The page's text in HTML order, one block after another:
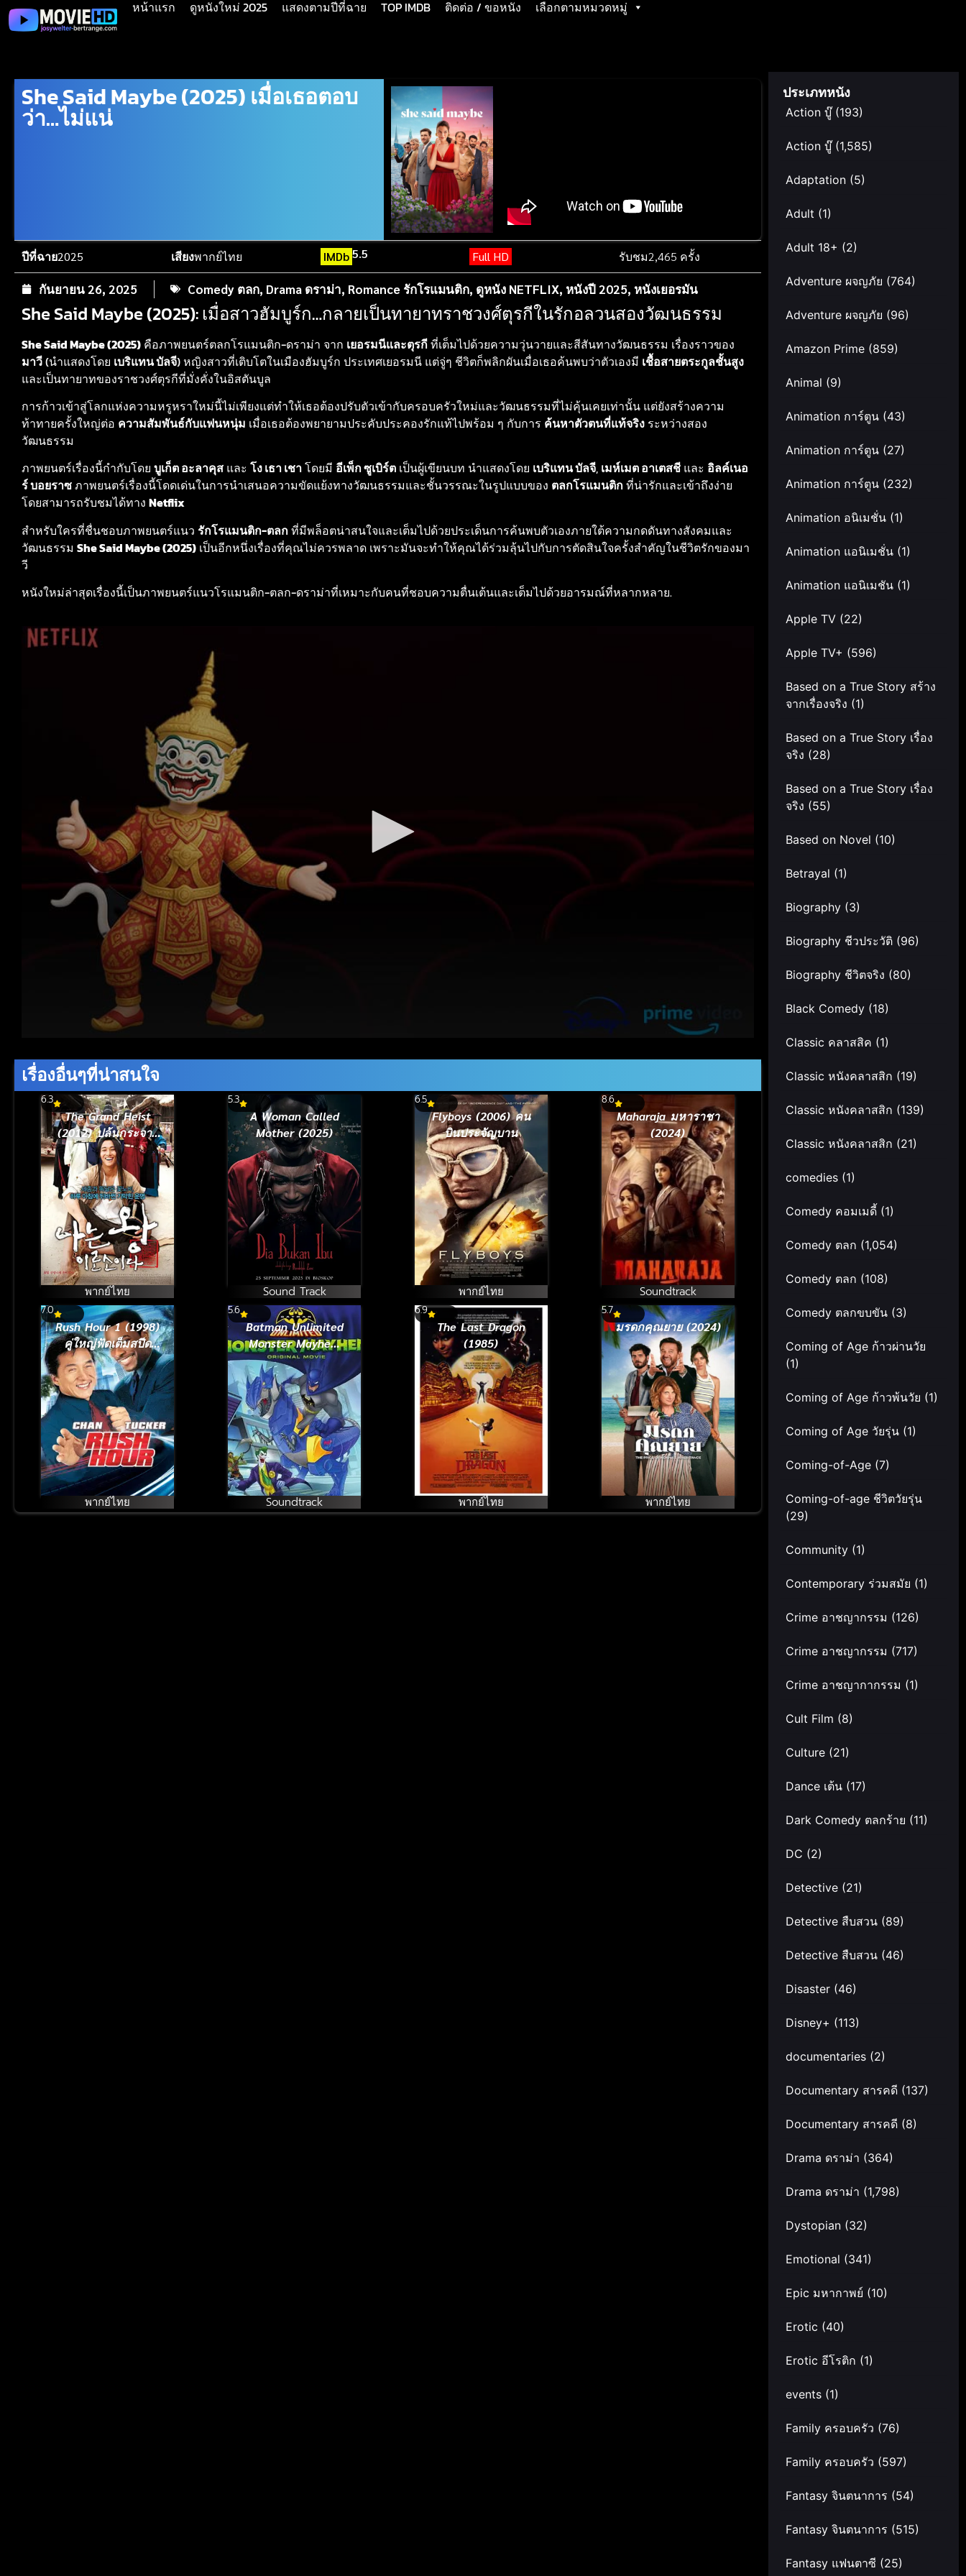
หน้าแรก ดูหนังใหม่ 2025 แสดงตามปีที่ฉาย TOP IMDB ติดต่อ / ขอหนัง เลือกตามหมวดหมู่
She Said Maybe (2025) เมื่อเธอตอบ
ว่า…ไม่แน่
ปีที่ฉาย2025 เสียงพากย์ไทย IMDb5.5 Full HD รับชม2,465 ครั้ง
กันยายน 26, 2025 Comedy ตลก, Drama ดราม่า, Romance รักโรแมนติก, ดูหนัง NETFLIX, หนังปี 2025, หนังเยอรมัน
She Said Maybe (2025): เมื่อสาวฮัมบูร์ก…กลายเป็นทายาทราชวงศ์ตุรกีในรักอลวนสองวัฒนธรรม
She Said Maybe (2025) คือภาพยนตร์ตลกโรแมนติก-ดราม่า จาก เยอรมนีและตุรกีที่เต็มไปด้วยความวุ่นวายและสีสันทางวัฒนธรรม เรื่องราวของ
มาวี(นำแสดงโดย เบริแทน บัลจี) หญิงสาวที่เติบโตในเมืองฮัมบูร์ก ประเทศเยอรมนี แต่จู่ๆ ชีวิตก็พลิกผันเมื่อเธอค้นพบว่าตัวเองมี เชื้อสายตระกูลชั้นสูง
และเป็นทายาทของราชวงศ์ตุรกีที่มั่งคั่งในอิสตันบูล
การก้าวเข้าสู่โลกแห่งความหรูหราใหม่นี้ไม่เพียงแต่ทำให้เธอต้องปรับตัวเข้ากับครอบครัวใหม่และวัฒนธรรมที่ไม่คุ้นเคยเท่านั้น แต่ยังสร้างความ
ท้าทายครั้งใหญ่ต่อ ความสัมพันธ์กับแฟนหนุ่ม เมื่อเธอต้องพยายามประคับประคองรักแท้ไปพร้อม ๆ กับการ ค้นหาตัวตนที่แท้จริง ระหว่างสอง
วัฒนธรรม
ภาพยนตร์เรื่องนี้กำกับโดย บูเก็ต อะลาคุส และ โง เธา เชาโดยมี อีเพ็ก ซูเบิร์ต เป็นผู้เขียนบท นำแสดงโดย เบริแทน บัลจี, เมห์เมต อาเตสชี และ อิลค์เนอ
ร์ บอยราซภาพยนตร์เรื่องนี้โดดเด่นในการนำเสนอความขัดแย้งทางวัฒนธรรมและชั้นวรรณะในรูปแบบของ ตลกโรแมนติกที่น่ารักและเข้าถึงง่าย
โดยสามารถรับชมได้ทาง Netflix
สำหรับใครที่ชื่นชอบภาพยนตร์แนว รักโรแมนติก-ตลกที่มีพล็อตน่าสนใจและเต็มไปด้วยประเด็นการค้นพบตัวเองภายใต้ความกดดันทางสังคมและ
วัฒนธรรม She Said Maybe (2025) เป็นอีกหนึ่งเรื่องที่คุณไม่ควรพลาด เพราะมันจะทำให้คุณได้ร่วมลุ้นไปกับการตัดสินใจครั้งสำคัญในชีวิตรักของมา
วี
หนังใหม่ล่าสุดเรื่องนี้เป็นภาพยนตร์แนวโรแมนติก-ตลก-ดราม่าที่เหมาะกับคนที่ชอบความตื่นเต้นและเต็มไปด้วยอารมณ์ที่หลากหลาย.
เรื่องอื่นๆที่น่าสนใจ
6.3
The Grand Heist
(2012) ปล้นกระจาย
กับนายเจี๋ยมเจี้ยม
พากย์ไทย
5.3
A Woman Called
Mother (2025)
Sound Track
6.5
Flyboys (2006) คน
บินประจัญบาน
พากย์ไทย
8.6
Maharaja มหาราชา
(2024)
Soundtrack
7.0
Rush Hour 1 (1998)
คู่ใหญ่ฟัดเต็มสปีด
ภาค 1
พากย์ไทย
5.6
Batman Unlimited
Monster Mayhem
แบทแมน ถล่มจอม
วายร้าย (2015)
Soundtrack
6.9
The Last Dragon
(1985)
พากย์ไทย
5.7
มรดกคุณยาย (2024)
พากย์ไทย
ประเภทหนัง
Action บู๊(193)
Action บู๊(1,585)
Adaptation (5)
Adult (1)
Adult 18+ (2)
Adventure ผจญภัย (764)
Adventure ผจญภัย (96)
Amazon Prime (859)
Animal (9)
Animation การ์ตูน (43)
Animation การ์ตูน (27)
Animation การ์ตูน (232)
Animation อนิเมชั่น (1)
Animation แอนิเมชั่น (1)
Animation แอนิเมชัน (1)
Apple TV (22)
Apple TV+ (596)
Based on a True Story สร้าง
จากเรื่องจริง (1)
Based on a True Story เรื่อง
จริง (28)
Based on a True Story เรื่อง
จริง (55)
Based on Novel (10)
Betrayal (1)
Biography (3)
Biography ชีวประวัติ (96)
Biography ชีวิตจริง (80)
Black Comedy (18)
Classic คลาสสิค (1)
Classic หนังคลาสสิก (19)
Classic หนังคลาสสิก (139)
Classic หนังคลาสสิก (21)
comedies (1)
Comedy คอมเมดี้ (1)
Comedy ตลก (1,054)
Comedy ตลก (108)
Comedy ตลกขบขัน (3)
Coming of Age ก้าวผ่านวัย
(1)
Coming of Age ก้าวพ้นวัย (1)
Coming of Age วัยรุ่น (1)
Coming-of-Age (7)
Coming-of-age ชีวิตวัยรุ่น
(29)
Community (1)
Contemporary ร่วมสมัย (1)
Crime อาชญากรรม (126)
Crime อาชญากรรม (717)
Crime อาชญากากรรม (1)
Cult Film (8)
Culture (21)
Dance เต้น (17)
Dark Comedy ตลกร้าย (11)
DC (2)
Detective (21)
Detective สืบสวน (89)
Detective สืบสวน (46)
Disaster (46)
Disney+ (113)
documentaries (2)
Documentary สารคดี (137)
Documentary สารคดี (8)
Drama ดราม่า (364)
Drama ดราม่า (1,798)
Dystopian (32)
Emotional (341)
Epic มหากาพย์ (10)
Erotic (40)
Erotic อีโรติก (1)
events (1)
Family ครอบครัว (76)
Family ครอบครัว (597)
Fantasy จินตนาการ (54)
Fantasy จินตนาการ (515)
Fantasy แฟนตาซี (25)